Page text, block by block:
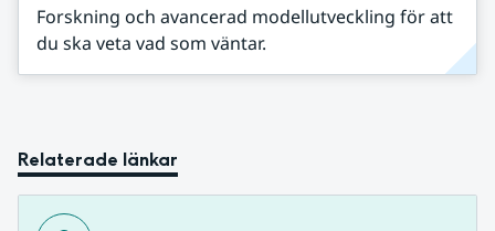
Forskning och avancerad modellutveckling för att
du ska veta vad som väntar.
Relaterade länkar